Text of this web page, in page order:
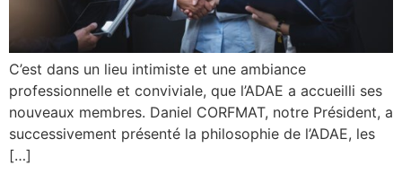
C’est dans un lieu intimiste et une ambiance
professionnelle et conviviale, que l’ADAE a accueilli ses
nouveaux membres. Daniel CORFMAT, notre Président, a
successivement présenté la philosophie de l’ADAE, les
[…]